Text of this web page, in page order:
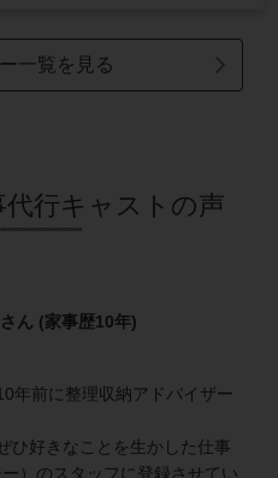
一覧を見る
行キャストの声
ん (家事歴10年)
年前に整理収納アドバイザー
ひ好きなことを生かした仕事
）のスタッフに登録させてい